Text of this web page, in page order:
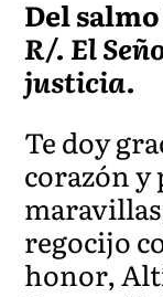
Del salmo
R/. El
justicia.
Te doy
corazón y
regocijo
honor,